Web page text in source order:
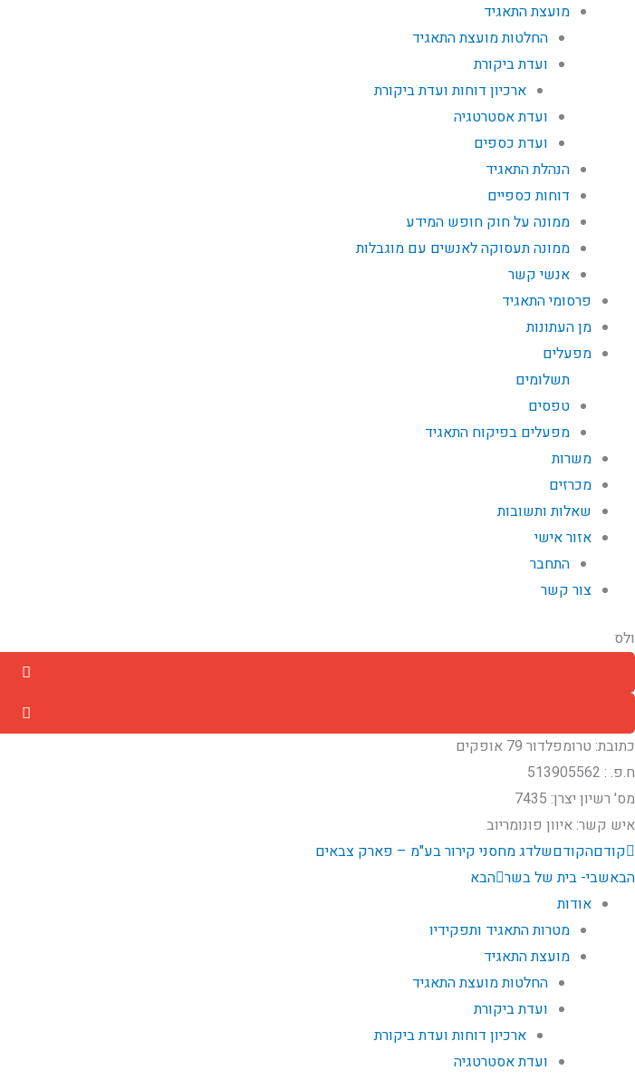
מועצת התאגיד
החלטות מועצת התאגיד
ועדת ביקורת
ארכיון דוחות ועדת ביקורת
ועדת אסטרטגיה
ועדת כספים
הנהלת התאגיד
דוחות כספיים
ממונה על חוק חופש המידע
ממונה תעסוקה לאנשים עם מוגבלות
אנשי קשר
פרסומי התאגיד
מן העתונות
מפעלים
תשלומים
טפסים
מפעלים בפיקוח התאגיד
משרות
מכרזים
שאלות ותשובות
אזור אישי
התחבר
צור קשר
ולס
כתובת: טרומפלדור 79 אופקים
ח.פ. : 513905562
מס' רשיון יצרן:​ 7435
איש קשר: איוון פונומריוב
קודםהקודםשלדג מחסני קירור בע"מ – פארק צבאים
הבאשבי- בית של בשר הבא
אודות
מטרות התאגיד ותפקידיו
מועצת התאגיד
החלטות מועצת התאגיד
ועדת ביקורת
ארכיון דוחות ועדת ביקורת
ועדת אסטרטגיה